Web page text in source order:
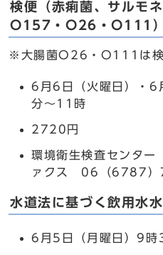
検便（赤痢菌、サルモ
O157・O26・O111）
※大腸菌O26・O111は検
6月6日（火曜日）・
分～11時
2720円
環境衛生検査センタ
ァクス 06（6787
水道法に基づく飲用水
6月5日（月曜日）9